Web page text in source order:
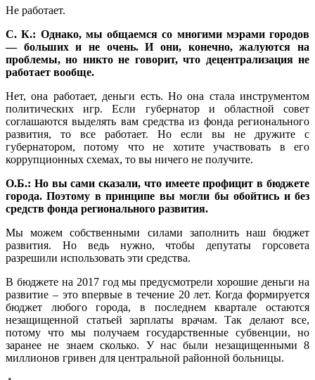
Не работает.
С. К.: Однако, мы общаемся со многими мэрами городов
— больших и не очень. И они, конечно, жалуются на
проблемы, но никто не говорит, что децентрализация не
работает вообще.
Нет, она работает, деньги есть. Но она стала инструментом
политических игр. Если губернатор и областной совет
соглашаются выделять вам средства из фонда регионального
развития, то все работает. Но если вы не дружите с
губернатором, потому что не хотите участвовать в его
коррупционных схемах, то вы ничего не получите.
О.Б.: Но вы сами сказали, что имеете профицит в бюджете
города. Поэтому в принципе вы могли бы обойтись и без
средств фонда регионального развития.
Мы можем собственными силами заполнить наш бюджет
развития. Но ведь нужно, чтобы депутаты горсовета
разрешили использовать эти средства.
В бюджете на 2017 год мы предусмотрели хорошие деньги на
развитие – это впервые в течение 20 лет. Когда формируется
бюджет любого города, в последнем квартале остаются
незащищенной статьей зарплаты врачам. Так делают все,
потому что мы получаем государственные субвенции, но
заранее не знаем сколько. У нас были незащищенными 8
миллионов гривен для центральной районной больницы.